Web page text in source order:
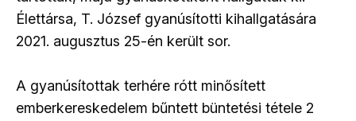
Élettársa, T. József gyanúsítotti kihallgatására
2021. augusztus 25-én került sor.
A gyanúsítottak terhére rótt minősített
emberkereskedelem bűntett büntetési tétele 2